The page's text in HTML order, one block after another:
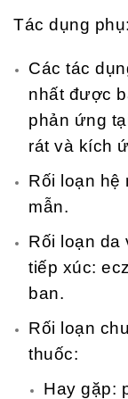
Tác dụng phụ:
Các tác
nhất được
phản ứng
rát và kích
Rối loạn hệ
mẫn.
Rối loạn da
tiếp xúc:
ban.
Rối loạn
thuốc:
Hay gặp: